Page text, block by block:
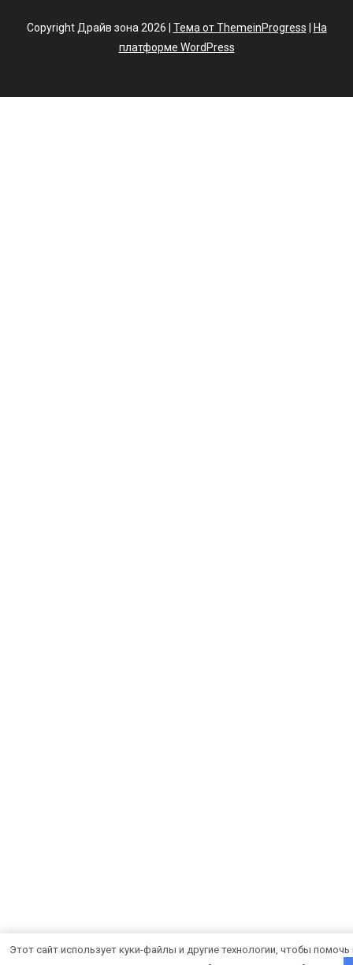
Copyright Драйв зона 2026 | Тема от ThemeinProgress
На
платформе WordPress
Этот сайт использует куки-файлы и другие технологии, чтобы